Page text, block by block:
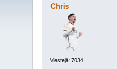
Chris
Viestejä: 7034